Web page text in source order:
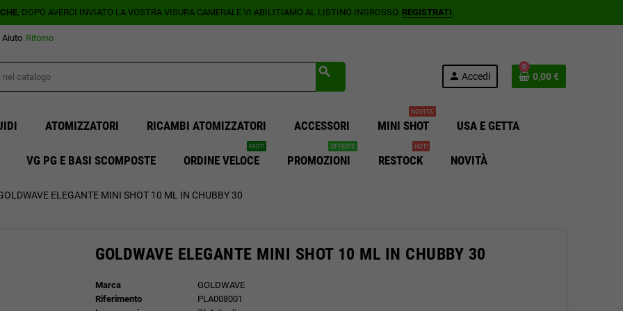
, DOPO AVERCI INVIATO LA VOSTRA VISURA CAMERALE VI ABILITIAMO AL LISTINO INGROSSO. REGISTRATI.
Aiuto Ritorno
search person Accedi
0
0,00 €
ATOMIZZATORI RICAMBI ATOMIZZATORI ACCESSORI MINI SHOT
NOVITA'
USA E GETTA
VG PG E BASI SCOMPOSTE ORDINE VELOCE
FAST!
PROMOZIONI
OFFERTE
RESTOCK
HOT!
NOVITÀ
ELEGANTE MINI SHOT 10 ML IN CHUBBY 30
GOLDWAVE ELEGANTE MINI SHOT 10 ML IN CHUBBY 30
Marca
GOLDWAVE
Riferimento
PLA008001